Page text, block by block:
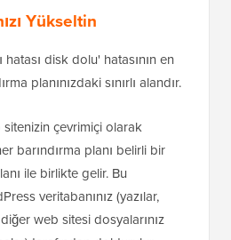
Yükseltin
disk dolu' hatasının en
planınızdaki sınırlı alandır.
sitenizin çevrimiçi olarak
barındırma planı belirli bir
ile birlikte gelir. Bu
veritabanınız (yazılar,
web sitesi dosyalarınız